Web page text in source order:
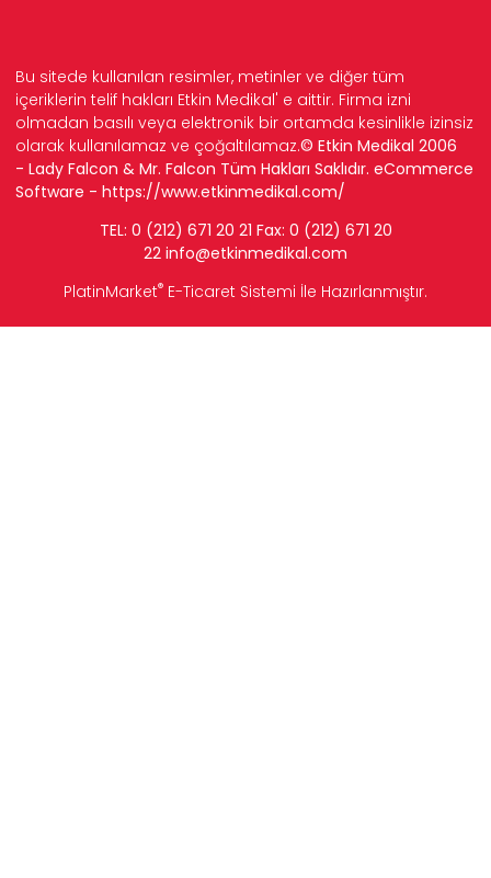
Bu sitede kullanılan resimler, metinler ve diğer tüm
içeriklerin telif hakları Etkin Medikal' e aittir. Firma izni
olmadan basılı veya elektronik bir ortamda kesinlikle izinsiz
olarak kullanılamaz ve çoğaltılamaz.© Etkin Medikal 2006
- Lady Falcon & Mr. Falcon Tüm Hakları Saklıdır. eCommerce
Software - https://www.etkinmedikal.com/
TEL: 0 (212) 671 20 21 Fax: 0 (212) 671 20
22 info@etkinmedikal.com
PlatinMarket® E-Ticaret Sistemi İle Hazırlanmıştır.